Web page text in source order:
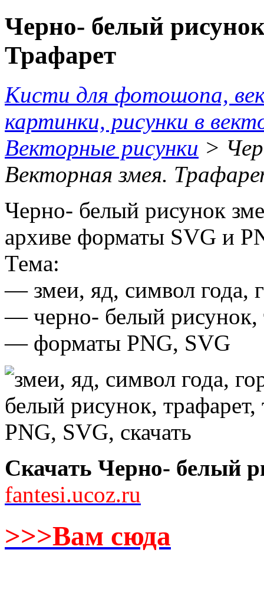
Черно- белый
Трафарет
Кисти для фотошопа,
картинки, рисунки в
Векторные рисунки >
Векторная змея.
Черно- белый рисунок
архиве форматы SVG и
Тема:
— змеи, яд, символ года,
— черно- белый рисунок,
— форматы PNG, SVG
Скачать Черно- белый
fantesi.ucoz.ru
>>>Вам сюда